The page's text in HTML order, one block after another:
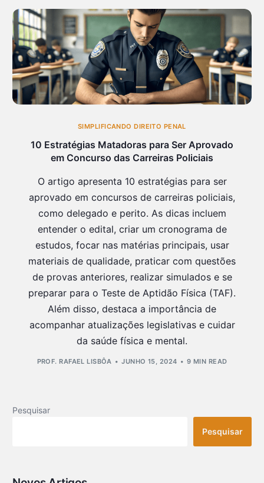
SIMPLIFICANDO DIREITO PENAL
10 Estratégias Matadoras para Ser Aprovado
em Concurso das Carreiras Policiais
O artigo apresenta 10 estratégias para ser
aprovado em concursos de carreiras policiais,
como delegado e perito. As dicas incluem
entender o edital, criar um cronograma de
estudos, focar nas matérias principais, usar
materiais de qualidade, praticar com questões
de provas anteriores, realizar simulados e se
preparar para o Teste de Aptidão Física (TAF).
Além disso, destaca a importância de
acompanhar atualizações legislativas e cuidar
da saúde física e mental.
PROF. RAFAEL LISBÔA JUNHO 15, 2024 9 MIN READ
Pesquisar
Pesquisar